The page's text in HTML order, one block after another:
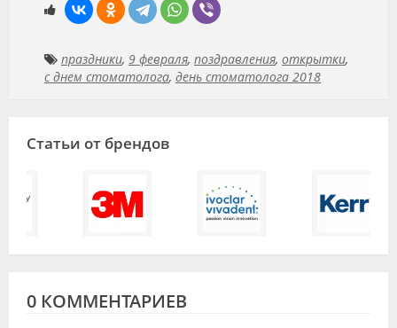
праздники, 9 февраля, поздравления, открытки,
с днем стоматолога, день стоматолога 2018
Статьи от брендов
0 КОММЕНТАРИЕВ